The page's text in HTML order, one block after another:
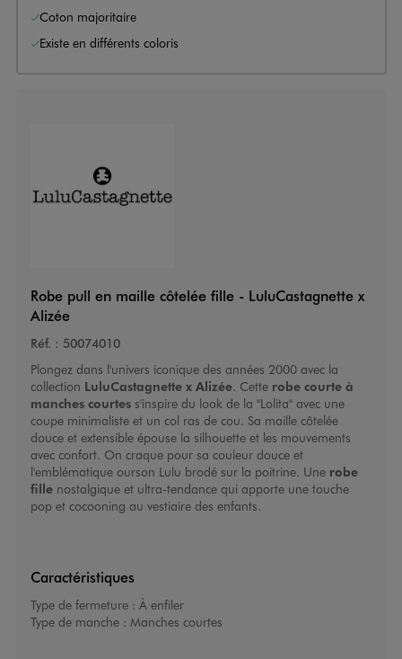
Coton majoritaire
Existe en différents coloris
Robe pull en maille côtelée fille - LuluCastagnette x
Alizée
Réf. : 50074010
Plongez dans l'univers iconique des années 2000 avec la
collection LuluCastagnette x Alizée. Cette robe courte à
manches courtess'inspire du look de la "Lolita" avec une
coupe minimaliste et un col ras de cou. Sa maille côtelée
douce et extensible épouse la silhouette et les mouvements
avec confort. On craque pour sa couleur douce et
l'emblématique ourson Lulu brodé sur la poitrine. Une robe
fillenostalgique et ultra-tendance qui apporte une touche
pop et cocooning au vestiaire des enfants.
Caractéristiques
Type de fermeture : À enfiler
Type de manche : Manches courtes